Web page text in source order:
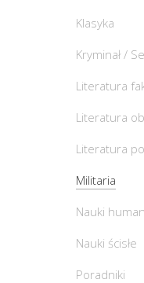
Klasyka
Kryminał /
Literatura
Literatura
Literatura
Militaria
Nauki
Nauki ścisłe
Poradniki